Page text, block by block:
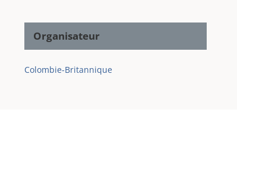
Organisateur
Colombie-Britannique